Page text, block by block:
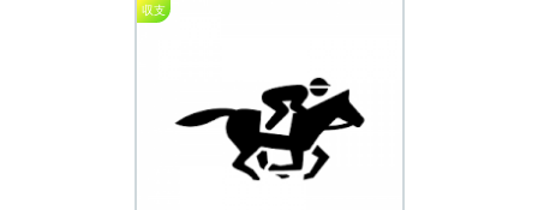
収支